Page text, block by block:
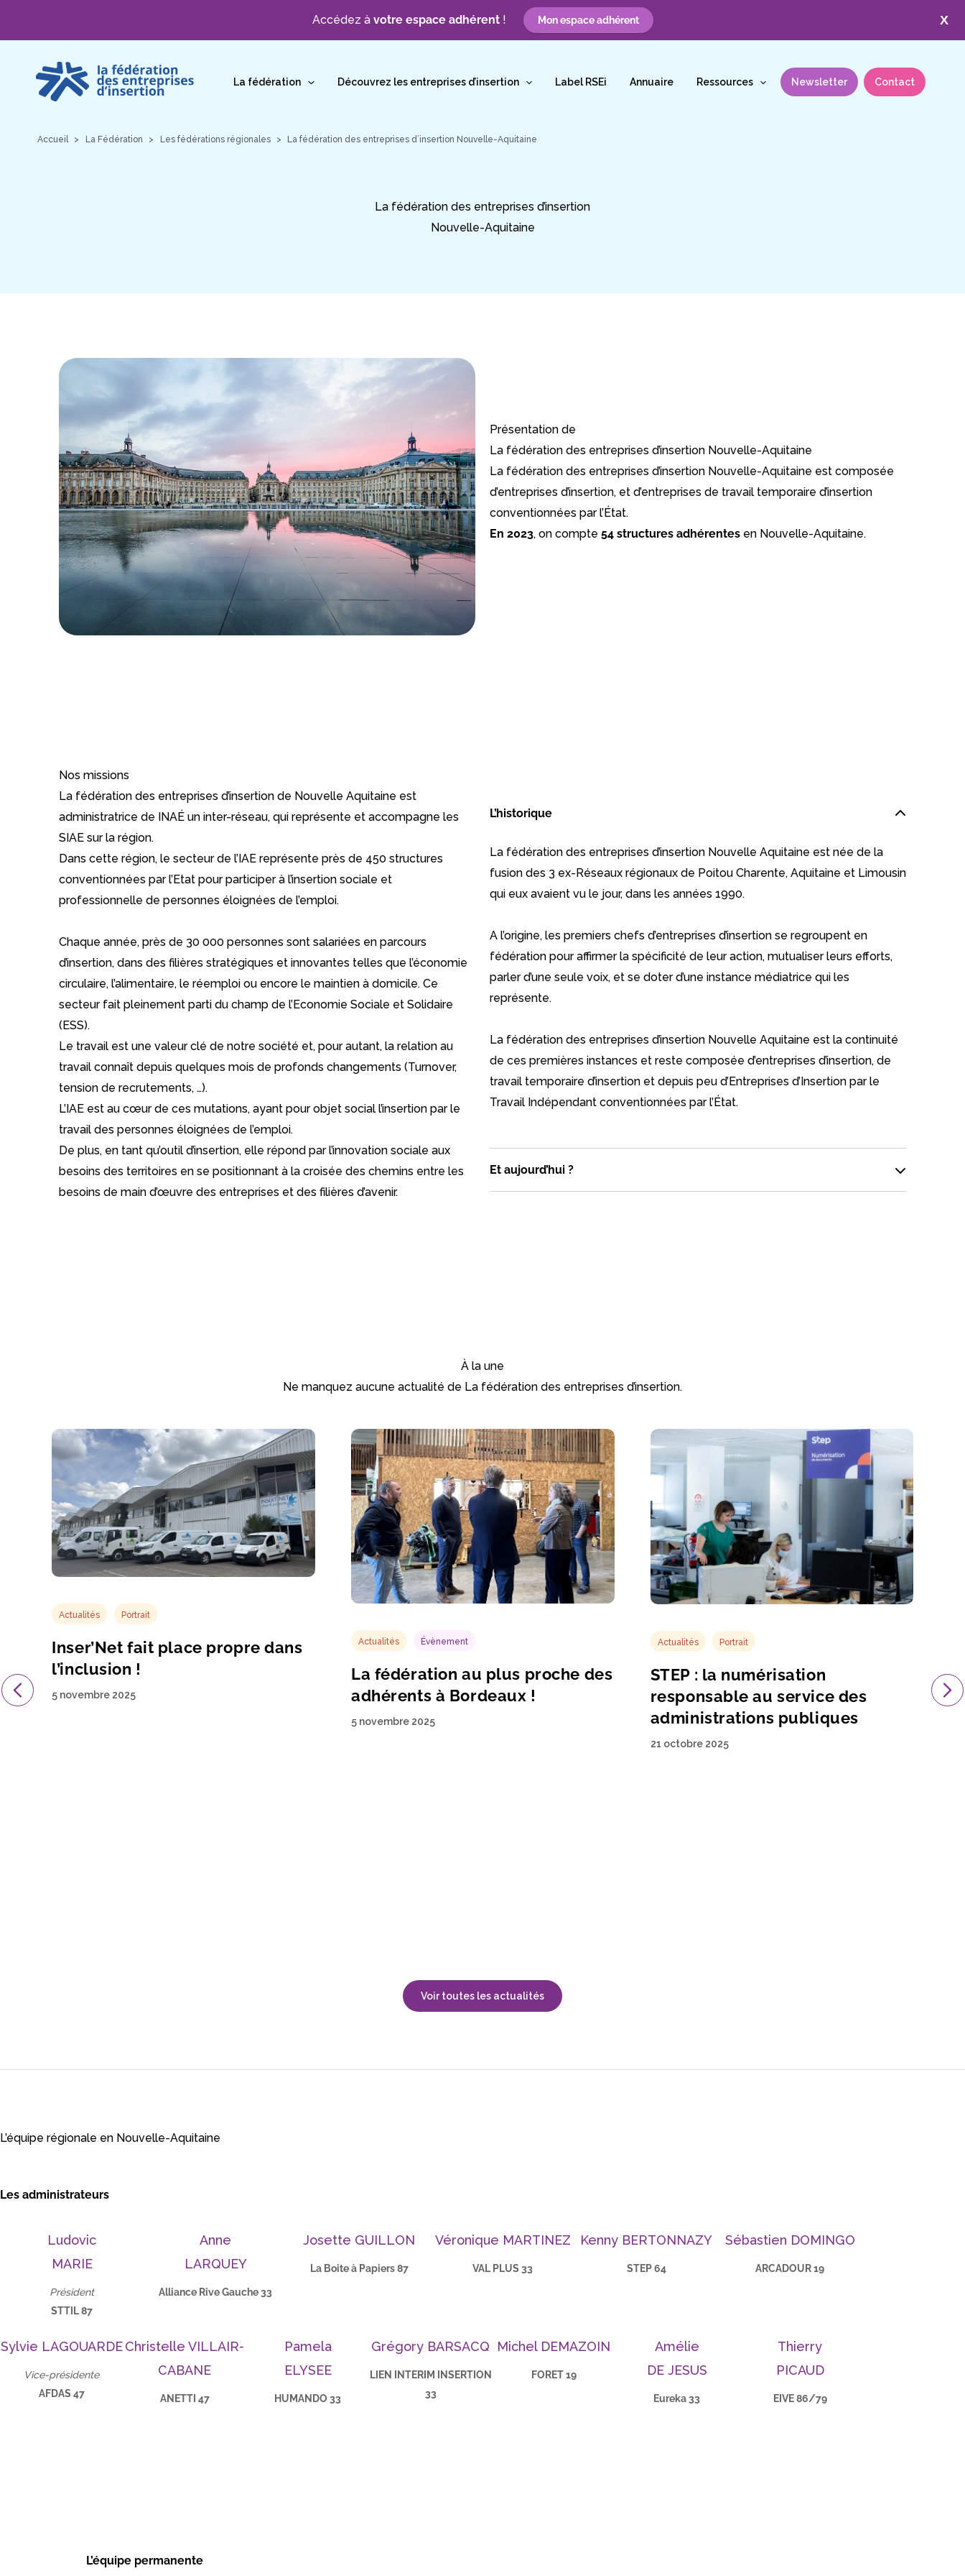
X
Accédez à votre espace adhérent! Mon espace adhérent
contenu
La fédération Découvrez les entreprises d’insertion Label RSEi Annuaire Ressources Newsletter Contact
Accueil La Fédération Les fédérations régionales La fédération des entreprises d’insertion Nouvelle-Aquitaine
La fédération des entreprises d’insertion
Nouvelle-Aquitaine
Présentation de
La fédération des entreprises d’insertion Nouvelle-Aquitaine
La fédération des entreprises d’insertion Nouvelle-Aquitaine est composée
d’entreprises d’insertion, et d’entreprises de travail temporaire d’insertion
conventionnées par l’État.
En 2023, on compte 54 structures adhérentes en Nouvelle-Aquitaine.
Nos missions
La fédération des entreprises d’insertion de Nouvelle Aquitaine est
administratrice de INAÉ un inter-réseau, qui représente et accompagne les
SIAE sur la région.
Dans cette région, le secteur de l’IAE représente près de 450 structures
conventionnées par l’Etat pour participer à l’insertion sociale et
professionnelle de personnes éloignées de l’emploi.
Chaque année, près de 30 000 personnes sont salariées en parcours
d’insertion, dans des filières stratégiques et innovantes telles que l’économie
circulaire, l’alimentaire, le réemploi ou encore le maintien à domicile. Ce
secteur fait pleinement parti du champ de l’Economie Sociale et Solidaire
(ESS).
Le travail est une valeur clé de notre société et, pour autant, la relation au
travail connaît depuis quelques mois de profonds changements (Turnover,
tension de recrutements, …).
L’IAE est au cœur de ces mutations, ayant pour objet social l’insertion par le
travail des personnes éloignées de l’emploi.
De plus, en tant qu’outil d’insertion, elle répond par l’innovation sociale aux
besoins des territoires en se positionnant à la croisée des chemins entre les
besoins de main d’œuvre des entreprises et des filières d’avenir.
L’historique
La fédération des entreprises d’insertion Nouvelle Aquitaine est née de la
fusion des 3 ex-Réseaux régionaux de Poitou Charente, Aquitaine et Limousin
qui eux avaient vu le jour, dans les années 1990.
A l’origine, les premiers chefs d’entreprises d’insertion se regroupent en
fédération pour affirmer la spécificité de leur action, mutualiser leurs efforts,
parler d’une seule voix, et se doter d’une instance médiatrice qui les
représente.
La fédération des entreprises d’insertion Nouvelle Aquitaine est la continuité
de ces premières instances et reste composée d’entreprises d’insertion, de
travail temporaire d’insertion et depuis peu d’Entreprises d’Insertion par le
Travail Indépendant conventionnées par l’État.
Et aujourd’hui ?
À la une
Ne manquez aucune actualité de La fédération des entreprises d’insertion.
Actualités Évènement
La fédération au plus proche des
adhérents à Bordeaux !
Actualités Portrait
STEP : la numérisation
responsable au service des
administrations publiques
La fédération présente au 7e
Forum mondial de l’Économie
Sociale et Solidaire à Bordeaux !
Voir toutes les actualités
L’équipe régionale en Nouvelle-Aquitaine
Les administrateurs
Ludovic
MARIE
Président
STTIL 87
Anne
LARQUEY
Alliance Rive Gauche 33
Josette GUILLON
La Boite à Papiers 87
Véronique MARTINEZ
VAL PLUS 33
Kenny BERTONNAZY
STEP 64
Sébastien DOMINGO
ARCADOUR 19
Sylvie LAGOUARDE
Vice-présidente
AFDAS 47
Christelle VILLAIR-
CABANE
ANETTI 47
Pamela
ELYSEE
HUMANDO 33
Grégory BARSACQ
LIEN INTERIM INSERTION
33
Michel DEMAZOIN
FORET 19
Amélie
DE JESUS
Eureka 33
Thierry
PICAUD
EIVE 86/79
L’équipe permanente